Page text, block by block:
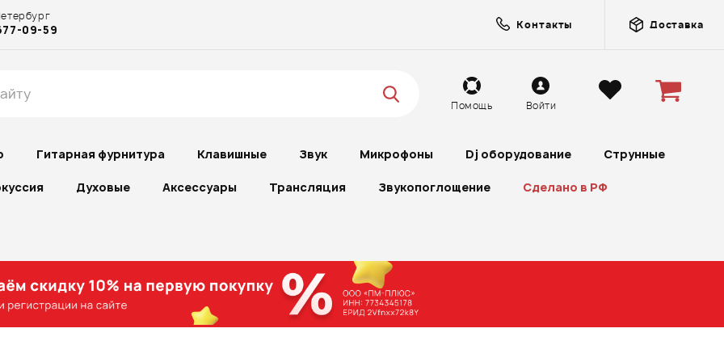
09-59 Контакты Доставка
Помощь Войти
Гитарная фурнитура Клавишные Звук Микрофоны Dj оборудование Струнные
Духовые Аксессуары Трансляция Звукопоглощение Сделано в РФ